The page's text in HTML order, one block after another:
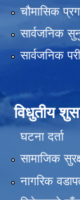
चौमासिक
सार्वजनिक
सार्वजनिक
विधुतीय
घटना दर्ता
सामाजिक
नागरिक